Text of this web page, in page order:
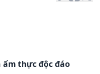
ẩm thực độc đáo